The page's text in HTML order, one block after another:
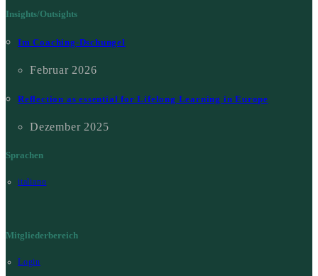
Insights/Outsights
Im Coaching-Dschungel
Februar 2026
Reflection as essential for Lifelong Learning in Europe
Dezember 2025
Sprachen
italiano
Mitgliederbereich
Login